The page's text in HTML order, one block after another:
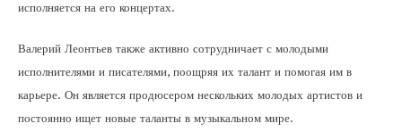
исполняется на его концертах.
Валерий Леонтьев также активно сотрудничает с молодыми
исполнителями и писателями, поощряя их талант и помогая им в
карьере. Он является продюсером нескольких молодых артистов и
постоянно ищет новые таланты в музыкальном мире.